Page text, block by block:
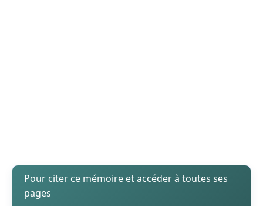
Pour citer ce mémoire et accéder à toutes ses
pages